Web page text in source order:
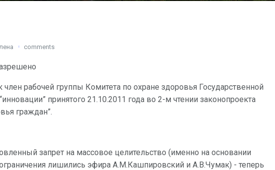
comments
член рабочей группы Комитета по охране здоровья Государственной
принятого 21.10.2011 года во 2-м чтении законопроекта
граждан”.
запрет на массовое целительство (именно на основании
лишились эфира А.М.Кашпировский и А.В.Чумак) - теперь